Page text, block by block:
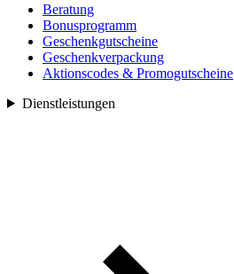
Beratung
Bonusprogramm
Geschenkgutscheine
Geschenkverpackung
Aktionscodes & Promogutscheine
Dienstleistungen